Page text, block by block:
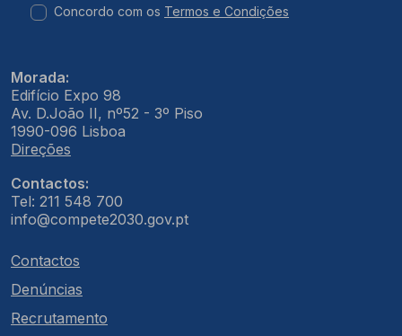
Concordo com os Termos e Condições
Morada:
Edifício Expo 98
Av. D.João II, nº52 - 3º Piso
1990-096 Lisboa
Direções
Contactos:
Tel: 211 548 700
info@compete2030.gov.pt
Contactos
Denúncias
Recrutamento